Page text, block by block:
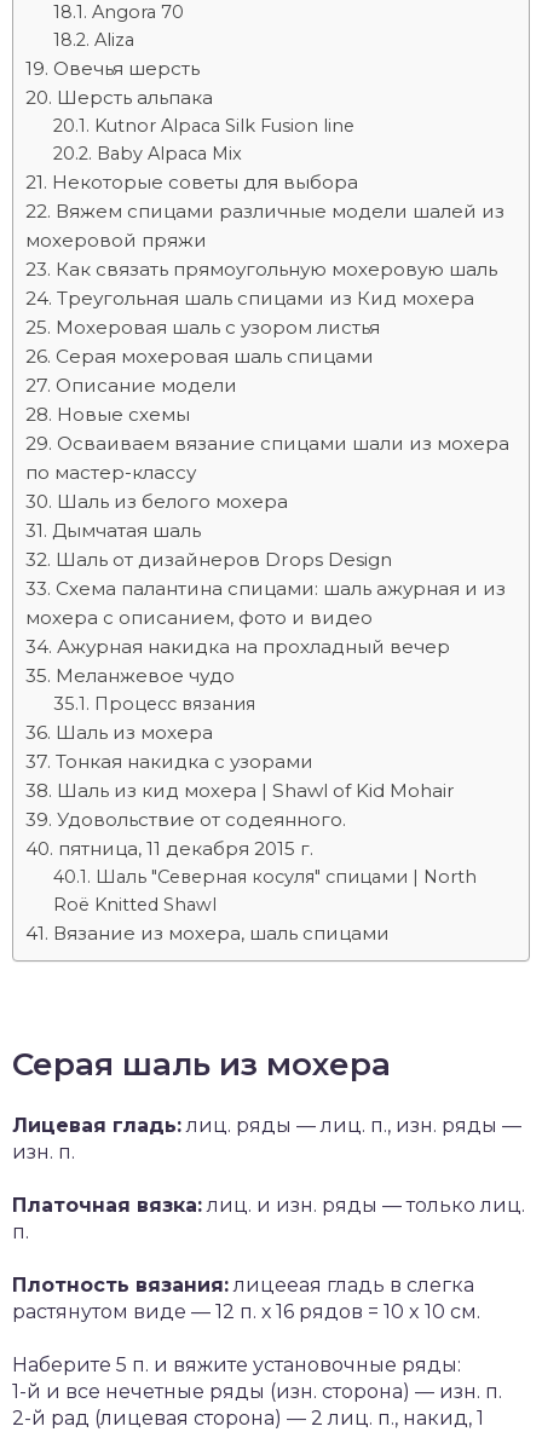
Angora 70
Aliza
Овечья шерсть
Шерсть альпака
Kutnor Alpaca Silk Fusion line
Baby Alpaca Mix
Некоторые советы для выбора
Вяжем спицами различные модели шалей из
мохеровой пряжи
Как связать прямоугольную мохеровую шаль
Треугольная шаль спицами из Кид мохера
Мохеровая шаль с узором листья
Серая мохеровая шаль спицами
Описание модели
Новые схемы
Осваиваем вязание спицами шали из мохера
по мастер-классу
Шаль из белого мохера
Дымчатая шаль
Шаль от дизайнеров Drops Design
Схема палантина спицами: шаль ажурная и из
мохера с описанием, фото и видео
Ажурная накидка на прохладный вечер
Меланжевое чудо
Процесс вязания
Шаль из мохера
Тонкая накидка с узорами
Шаль из кид мохера | Shawl of Kid Mohair
Удовольствие от содеянного.
пятница, 11 декабря 2015 г.
Шаль "Северная косуля" спицами | North
Roë Knitted Shawl
Вязание из мохера, шаль спицами
Серая шаль из мохера
Лицевая гладь:лиц. ряды — лиц. п., изн. ряды —
изн. п.
Платочная вязка:лиц. и изн. ряды — только лиц.
п.
Плотность вязания:лицееая гладь в слегка
растянутом виде — 12 п. х 16 рядов = 10 x 10 см.
Наберите 5 п. и вяжите установочные ряды:
1-й и все нечетные ряды (изн. сторона) — изн. п.
2-й рад (лицевая сторона) — 2 лиц. п., накид, 1